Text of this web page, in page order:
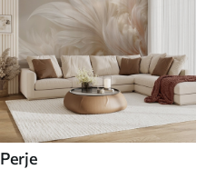
Perje